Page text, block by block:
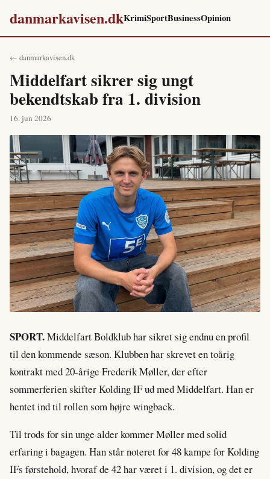
danmarkavisen.dkKrimiSportBusinessOpinion
← danmarkavisen.dk
Middelfart sikrer sig ungt
bekendtskab fra 1. division
16. jun 2026
SPORT.Middelfart Boldklub har sikret sig endnu en profil
til den kommende sæson. Klubben har skrevet en toårig
kontrakt med 20-årige Frederik Møller, der efter
sommerferien skifter Kolding IF ud med Middelfart. Han er
hentet ind til rollen som højre wingback.
Til trods for sin unge alder kommer Møller med solid
erfaring i bagagen. Han står noteret for 48 kampe for Kolding
IFs førstehold, hvoraf de 42 har været i 1. division, og det er